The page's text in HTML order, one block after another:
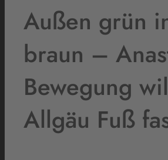
Außen grün
braun –
Bewegung
Allgäu Fuß